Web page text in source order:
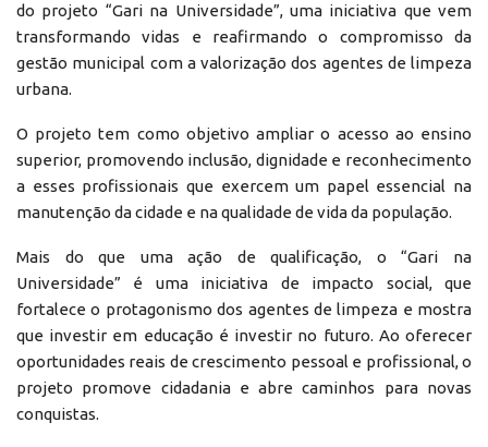
do projeto “Gari na Universidade”, uma iniciativa que vem
transformando vidas e reafirmando o compromisso da
gestão municipal com a valorização dos agentes de limpeza
urbana.
O projeto tem como objetivo ampliar o acesso ao ensino
superior, promovendo inclusão, dignidade e reconhecimento
a esses profissionais que exercem um papel essencial na
manutenção da cidade e na qualidade de vida da população.
Mais do que uma ação de qualificação, o “Gari na
Universidade” é uma iniciativa de impacto social, que
fortalece o protagonismo dos agentes de limpeza e mostra
que investir em educação é investir no futuro. Ao oferecer
oportunidades reais de crescimento pessoal e profissional, o
projeto promove cidadania e abre caminhos para novas
conquistas.